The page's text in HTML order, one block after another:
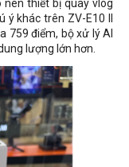
nên thiết bị quay vlog
khác trên ZV-E10 II
759 điểm, bộ xử lý AI
lượng lớn hơn.